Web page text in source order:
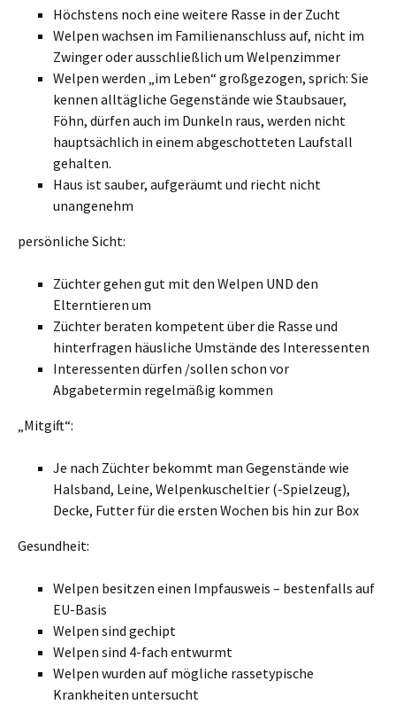
Höchstens noch eine weitere Rasse in der Zucht
Welpen wachsen im Familienanschluss auf, nicht im
Zwinger oder ausschließlich um Welpenzimmer
Welpen werden „im Leben“ großgezogen, sprich: Sie
kennen alltägliche Gegenstände wie Staubsauer,
Föhn, dürfen auch im Dunkeln raus, werden nicht
hauptsächlich in einem abgeschotteten Laufstall
gehalten.
Haus ist sauber, aufgeräumt und riecht nicht
unangenehm
persönliche Sicht:
Züchter gehen gut mit den Welpen UND den
Elterntieren um
Züchter beraten kompetent über die Rasse und
hinterfragen häusliche Umstände des Interessenten
Interessenten dürfen /sollen schon vor
Abgabetermin regelmäßig kommen
„Mitgift“:
Je nach Züchter bekommt man Gegenstände wie
Halsband, Leine, Welpenkuscheltier (-Spielzeug),
Decke, Futter für die ersten Wochen bis hin zur Box
Gesundheit:
Welpen besitzen einen Impfausweis – bestenfalls auf
EU-Basis
Welpen sind gechipt
Welpen sind 4-fach entwurmt
Welpen wurden auf mögliche rassetypische
Krankheiten untersucht